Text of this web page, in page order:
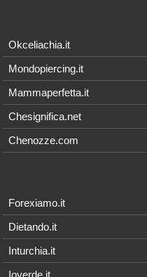
Okceliachia.it
Mondopiercing.it
Mammaperfetta.it
Chesignifica.net
Chenozze.com
Forexiamo.it
Dietando.it
Inturchia.it